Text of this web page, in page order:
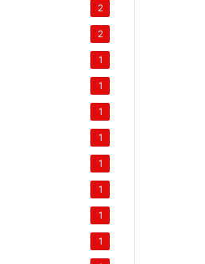
2
2
1
1
1
1
1
1
1
1